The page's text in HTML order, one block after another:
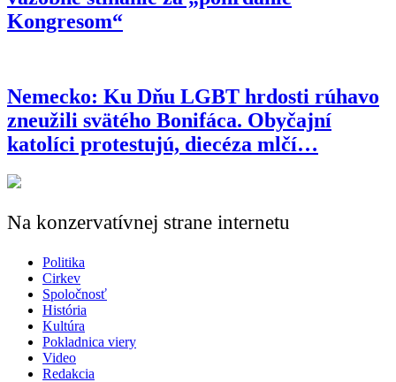
Kongresom“
Nemecko: Ku Dňu LGBT hrdosti rúhavo
zneužili svätého Bonifáca. Obyčajní
katolíci protestujú, diecéza mlčí…
Na konzervatívnej strane internetu
Politika
Cirkev
Spoločnosť
História
Kultúra
Pokladnica viery
Video
Redakcia